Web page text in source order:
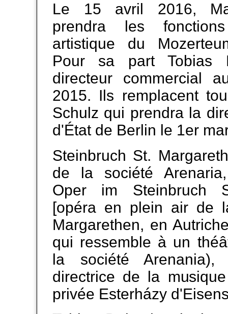
Le 15 avril 2016,
prendra les
artistique du
Pour sa part Tobias
directeur commercial
2015. Ils remplacent
Schulz qui prendra la
d'État de Berlin le 1er
Steinbruch St.
de la société
Oper im Steinbruch
[opéra en plein air de
Margarethen, en
qui ressemble à un
la société
directrice de la
privée Esterházy